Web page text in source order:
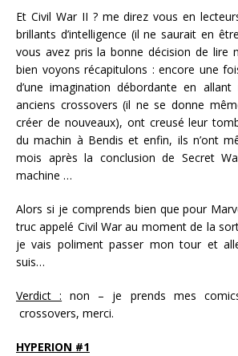
Et Civil War II ? me direz vous en
brillants d’intelligence (il ne saurait en
vous avez pris la bonne décision de lire
bien voyons récapitulons : encore une
d’une imagination débordante en
anciens crossovers (il ne se donne
créer de nouveaux), ont creusé leur
du machin à Bendis et enfin, ils n’ont
mois après la conclusion de Secret
machine …
Alors si je comprends bien que pour
truc appelé Civil War au moment de la
je vais poliment passer mon tour et
suis…
Verdict : non – je prends mes
crossovers, merci.
HYPERION #1